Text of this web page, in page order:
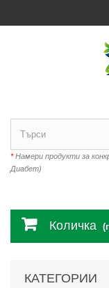
*Намери продукти за
Диабет)
Количка
КАТЕГОРИИ